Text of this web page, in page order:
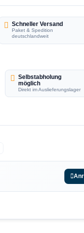
Schneller Versand
Paket & Spedition
deutschlandweit
Selbstabholung
möglich
Direkt im Auslieferungslager